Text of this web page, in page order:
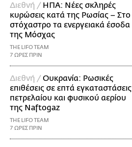
Διεθνή / ΗΠΑ: Nέες σκληρές
κυρώσεις κατά της Ρωσίας – Στο
στόχαστρο τα ενεργειακά έσοδα
της Μόσχας
THE LIFO TEAM
7 ΩΡΕΣ ΠΡΙΝ
Διεθνή /Ουκρανία: Ρωσικές
επιθέσεις σε επτά εγκαταστάσεις
πετρελαίου και φυσικού αερίου
της Naftogaz
THE LIFO TEAM
7 ΩΡΕΣ ΠΡΙΝ